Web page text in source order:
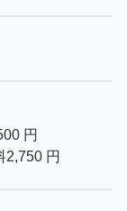
円
2,750 円